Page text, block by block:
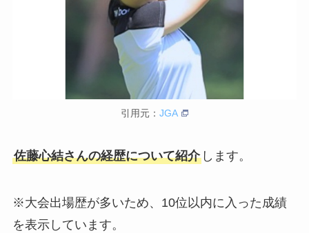
引用元：JGA
佐藤心結さんの経歴について紹介します。
※大会出場歴が多いため、10位以内に入った成績
を表示しています。